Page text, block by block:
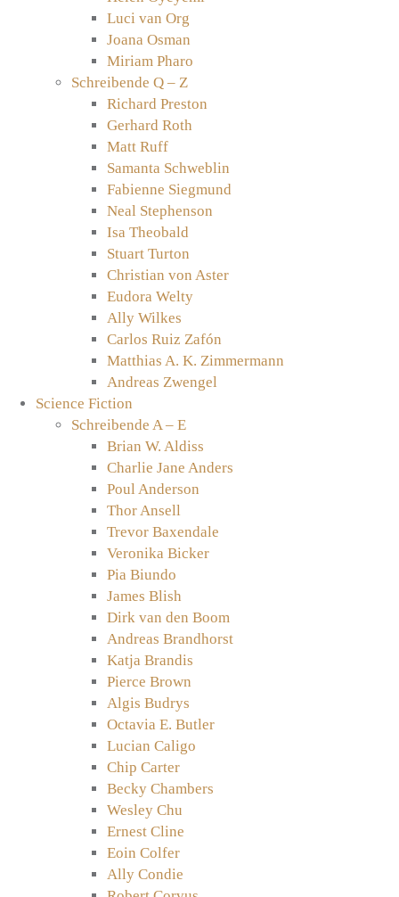
Luci van Org
Joana Osman
Miriam Pharo
Schreibende Q – Z
Richard Preston
Gerhard Roth
Matt Ruff
Samanta Schweblin
Fabienne Siegmund
Neal Stephenson
Isa Theobald
Stuart Turton
Christian von Aster
Eudora Welty
Ally Wilkes
Carlos Ruiz Zafón
Matthias A. K. Zimmermann
Andreas Zwengel
Science Fiction
Schreibende A – E
Brian W. Aldiss
Charlie Jane Anders
Poul Anderson
Thor Ansell
Trevor Baxendale
Veronika Bicker
Pia Biundo
James Blish
Dirk van den Boom
Andreas Brandhorst
Katja Brandis
Pierce Brown
Algis Budrys
Octavia E. Butler
Lucian Caligo
Chip Carter
Becky Chambers
Wesley Chu
Ernest Cline
Eoin Colfer
Ally Condie